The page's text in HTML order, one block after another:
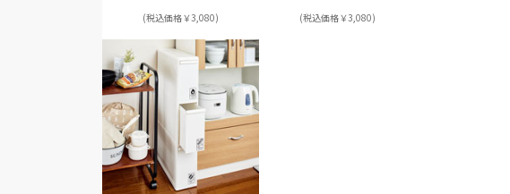
(税込価格￥3,080) (税込価格￥3,080)